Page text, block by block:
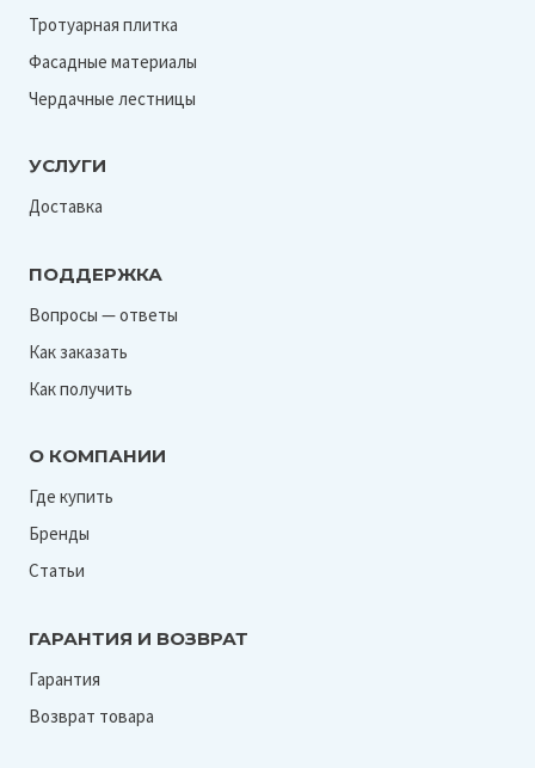
Тротуарная плитка
Фасадные материалы
Чердачные лестницы
УСЛУГИ
Доставка
ПОДДЕРЖКА
Вопросы — ответы
Как заказать
Как получить
О КОМПАНИИ
Где купить
Бренды
Статьи
ГАРАНТИЯ И ВОЗВРАТ
Гарантия
Возврат товара